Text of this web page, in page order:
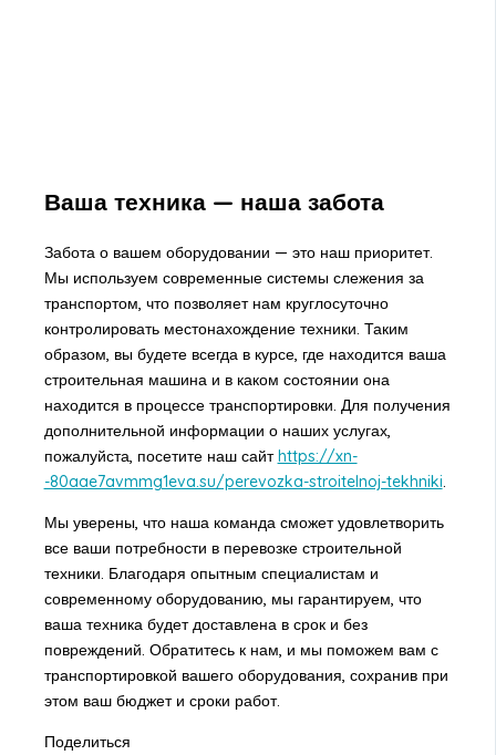
Ваша техника — наша забота
Забота о вашем оборудовании — это наш приоритет.
Мы используем современные системы слежения за
транспортом, что позволяет нам круглосуточно
контролировать местонахождение техники. Таким
образом, вы будете всегда в курсе, где находится ваша
строительная машина и в каком состоянии она
находится в процессе транспортировки. Для получения
дополнительной информации о наших услугах,
пожалуйста, посетите наш сайтhttps://xn-
-80aae7avmmg1eva.su/perevozka-stroitelnoj-tekhniki.
Мы уверены, что наша команда сможет удовлетворить
все ваши потребности в перевозке строительной
техники. Благодаря опытным специалистам и
современному оборудованию, мы гарантируем, что
ваша техника будет доставлена в срок и без
повреждений. Обратитесь к нам, и мы поможем вам с
транспортировкой вашего оборудования, сохранив при
этом ваш бюджет и сроки работ.
Поделиться